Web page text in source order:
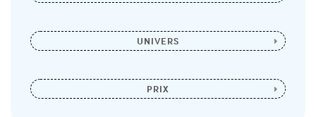
UNIVERS
PRIX